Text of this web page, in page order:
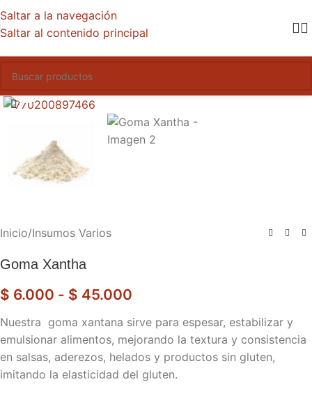
Saltar a la navegación
Saltar al contenido principal
Inicio/Insumos Varios
Goma Xantha
$ 6.000 - $ 45.000
Nuestra goma xantana sirve para espesar, estabilizar y
emulsionar alimentos, mejorando la textura y consistencia
en salsas, aderezos, helados y productos sin gluten,
imitando la elasticidad del gluten.